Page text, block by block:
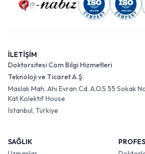
İLETİŞİM
Doktorsitesi Com Bilgi Hizmetleri
Teknoloji ve Ticaret A.Ş.
Maslak Mah. Ahi Evran Cd. A.O.S 55 Sokak
Kat Kolektif House
İstanbul, Türkiye
SAĞLIK